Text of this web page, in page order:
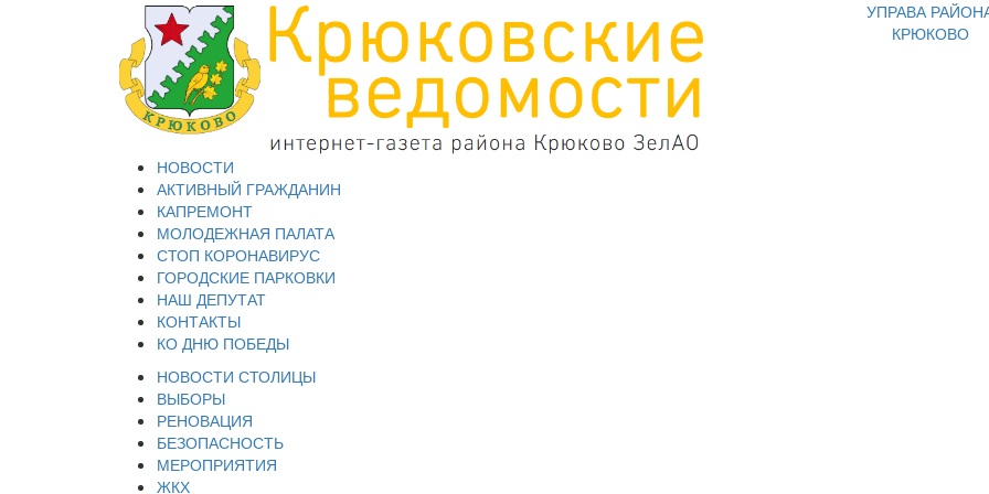
УПРАВА
КРЮКОВО
НОВОСТИ
АКТИВНЫЙ ГРАЖДАНИН
КАПРЕМОНТ
МОЛОДЕЖНАЯ ПАЛАТА
СТОП КОРОНАВИРУС
ГОРОДСКИЕ ПАРКОВКИ
НАШ ДЕПУТАТ
КОНТАКТЫ
КО ДНЮ ПОБЕДЫ
НОВОСТИ СТОЛИЦЫ
ВЫБОРЫ
РЕНОВАЦИЯ
БЕЗОПАСНОСТЬ
МЕРОПРИЯТИЯ
ЖКХ